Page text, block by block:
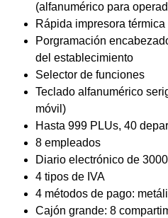
(alfanumérico para
Rápida impresora
Porgramación
del establecimiento
Selector de funciones
Teclado alfanumérico
móvil)
Hasta 999 PLUs, 40
8 empleados
Diario electrónico de
4 tipos de IVA
4 métodos de pago:
Cajón grande: 8